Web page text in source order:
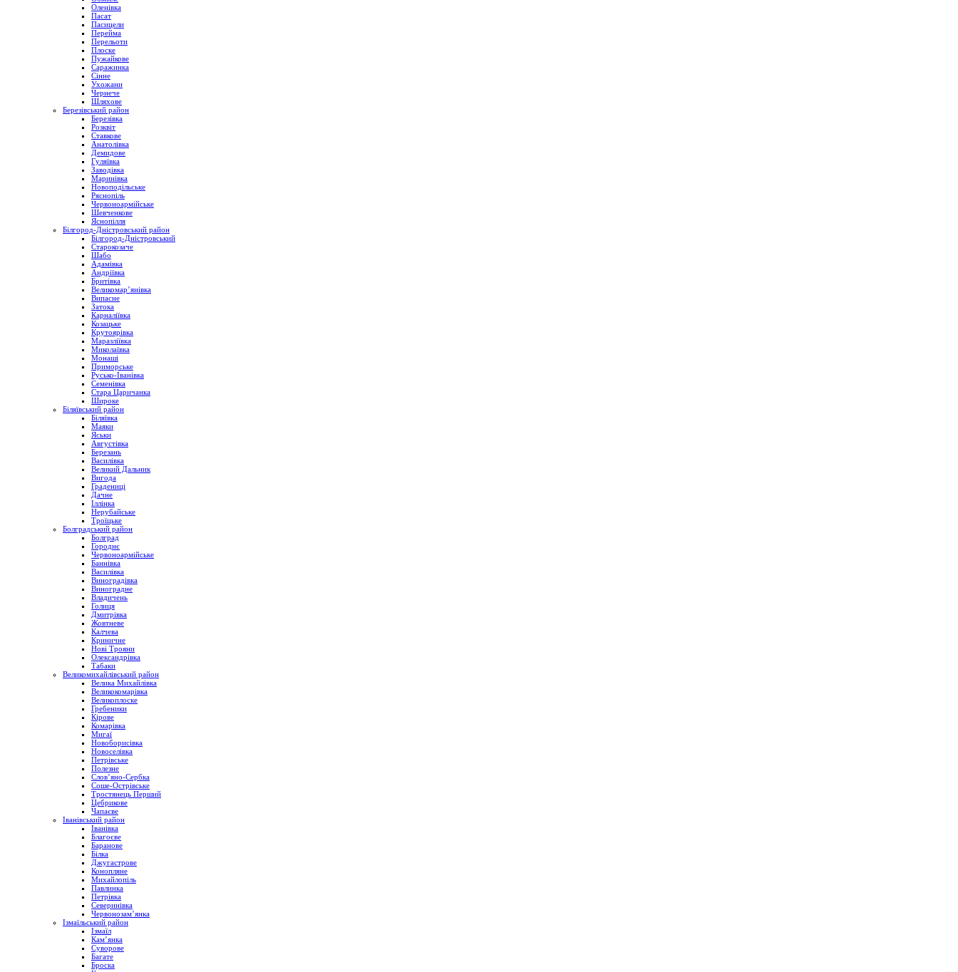
Оленівка
Пасат
Пасицели
Перейма
Перельоти
Плоске
Пужайкове
Саражинка
Сінне
Ухожани
Чернече
Шляхове
Березівський район
Березівка
Розквіт
Ставкове
Анатолівка
Демидове
Гуляївка
Заводівка
Маринівка
Новоподільське
Ряснопіль
Червоноармійське
Шевченкове
Яснопілля
Білгород-Дністровський район
Білгород-Дністровський
Старокозаче
Шабо
Адамівка
Андріївка
Бритівка
Великомар’янівка
Випасне
Затока
Карналіївка
Козацьке
Крутоярівка
Маразліївка
Миколаївка
Монаші
Приморське
Русько-Іванівка
Семенівка
Стара Царичанка
Широке
Біляївський район
Біляївка
Маяки
Яськи
Августівка
Березань
Василівка
Великий Дальник
Вигода
Градениці
Дачне
Іллінка
Нерубайське
Троїцьке
Болградський район
Болград
Городнє
Червоноармійське
Баннівка
Василівка
Виноградівка
Виноградне
Владичень
Голиця
Дмитрівка
Жовтневе
Калчева
Криничне
Нові Трояни
Олександрівка
Табаки
Великомихайлівський район
Велика Михайлівка
Великокомарівка
Великоплоске
Гребеники
Кірове
Комарівка
Мигаї
Новоборисівка
Новоселівка
Петрівське
Полезне
Слов’яно-Сербка
Соше-Острівське
Тростянець Перший
Цебрикове
Чапаєве
Іванівський район
Іванівка
Благоєве
Баранове
Білка
Джугастрове
Конопляне
Михайлопіль
Павлинка
Петрівка
Северинівка
Червонозам’янка
Ізмаїльський район
Ізмаїл
Кам’янка
Суворове
Багате
Броска